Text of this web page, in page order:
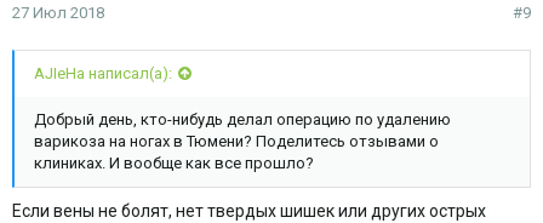
27 Июл 2018 #9
AJIeHa написал(а):
Добрый день, кто-нибудь делал операцию по удалению
варикоза на ногах в Тюмени? Поделитесь отзывами о
клиниках. И вообще как все прошло?
Если вены не болят, нет твердых шишек или других острых